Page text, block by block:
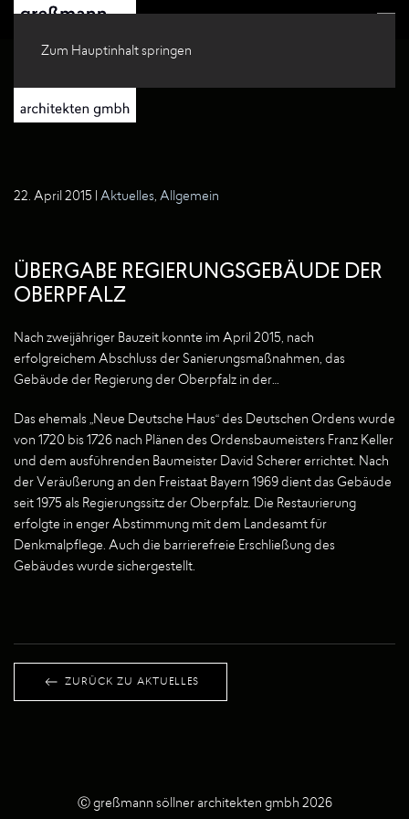
Zum Hauptinhalt springen
22. April 2015 Aktuelles, Allgemein
ÜBERGABE REGIERUNGSGEBÄUDE DER
OBERPFALZ
Nach zweijähriger Bauzeit konnte im April 2015, nach
erfolgreichem Abschluss der Sanierungsmaßnahmen, das
Gebäude der Regierung der Oberpfalz in der…
Das ehemals „Neue Deutsche Haus“ des Deutschen Ordens wurde
von 1720 bis 1726 nach Plänen des Ordensbaumeisters Franz Keller
und dem ausführenden Baumeister David Scherer errichtet. Nach
der Veräußerung an den Freistaat Bayern 1969 dient das Gebäude
seit 1975 als Regierungssitz der Oberpfalz. Die Restaurierung
erfolgte in enger Abstimmung mit dem Landesamt für
Denkmalpflege. Auch die barrierefreie Erschließung des
Gebäudes wurde sichergestellt.
ZURÜCK ZU AKTUELLES
Ⓒ greßmann söllner architekten gmbh 2026